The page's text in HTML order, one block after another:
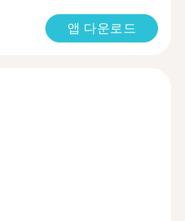
앱 다운로드